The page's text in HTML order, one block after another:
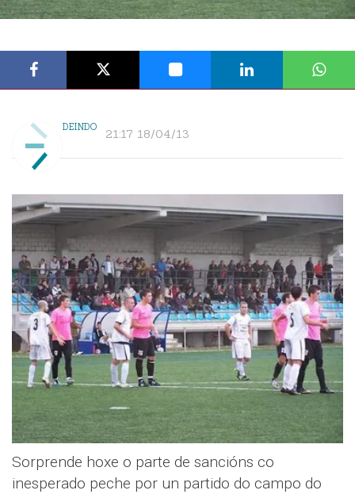
DEINDO 21:17 18/04/13
Sorprende hoxe o parte de sancións co
inesperado peche por un partido do campo do